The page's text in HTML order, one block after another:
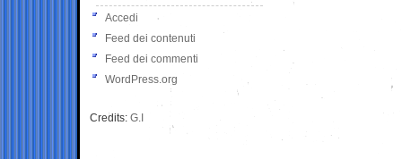
Accedi
Feed dei contenuti
Feed dei commenti
WordPress.org
Credits: G.I